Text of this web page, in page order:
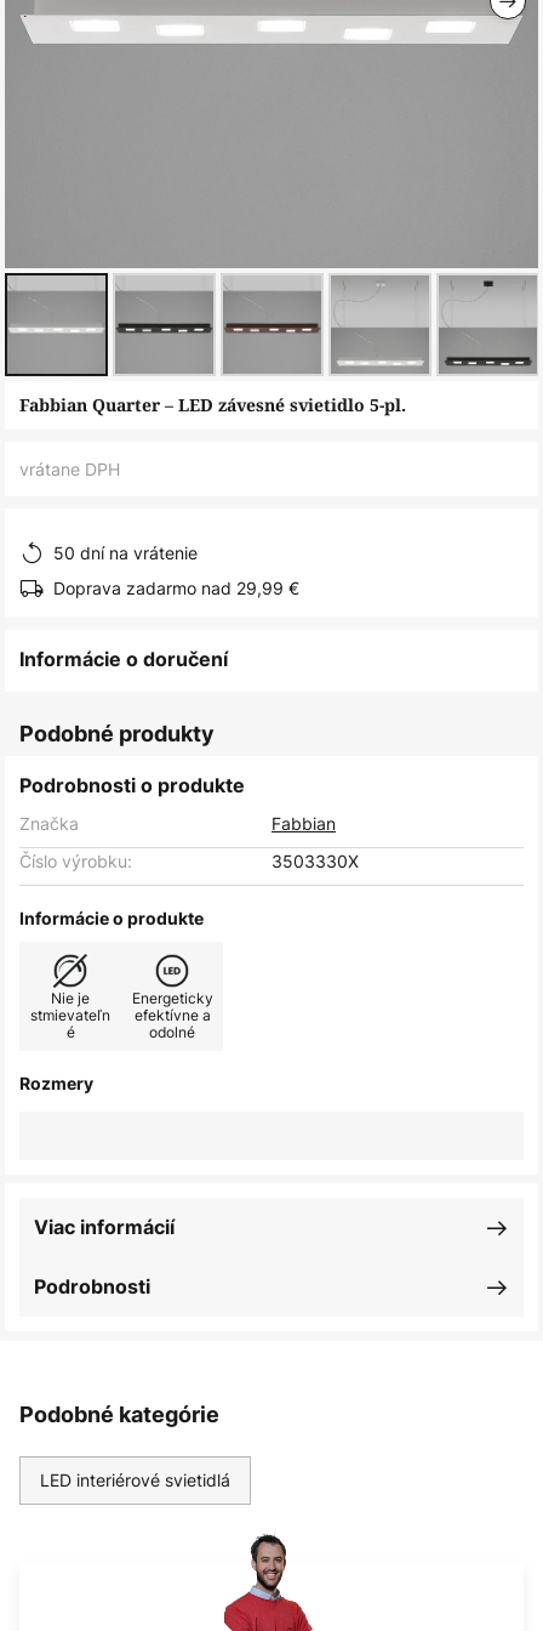
Preskočiť
Fabbian Quarter – LED závesné svietidlo 5-pl.
vrátane DPH
50 dní na vrátenie
Doprava zadarmo nad 29,99 €
Informácie o doručení
Podobné produkty
Podrobnosti o produkte
Značka
Fabbian
Číslo výrobku:
3503330X
Informácie o produkte
Nie je
stmievateľn
é
Energeticky
efektívne a
odolné
Rozmery
Podrobnosti
Viac informácií
Podobné kategórie
LED interiérové svietidlá